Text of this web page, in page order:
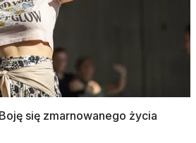
się zmarnowanego życia